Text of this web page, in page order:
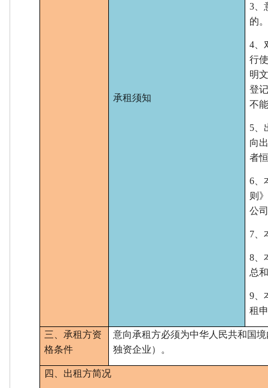
承租须知
3、
的
4、
行
明
登
不
5、
向
者
6、
则
公
7、
8、
总
9
租
三、承租方资
格条件
意向承租方必须为中华人民共和国
独资企业）。
四、 出租方简况